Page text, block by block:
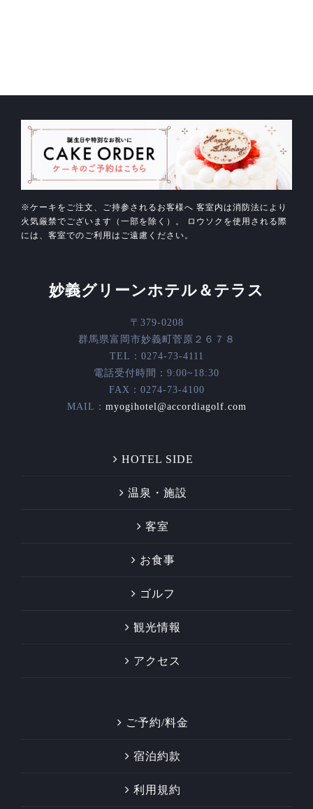
※ケーキをご注文、ご持参されるお客様へ 客室内は消防法により
火気厳禁でございます（一部を除く）。 ロウソクを使用される際
には、客室でのご利用はご遠慮ください。
妙義グリーンホテル＆テラス
〒379-0208
群馬県富岡市妙義町菅原２６７８
TEL：0274-73-4111
電話受付時間：9:00~18:30
FAX：0274-73-4100
MAIL： myogihotel@accordiagolf.com
HOTEL SIDE
温泉・施設
客室
お食事
ゴルフ
観光情報
アクセス
ご予約/料金
宿泊約款
利用規約